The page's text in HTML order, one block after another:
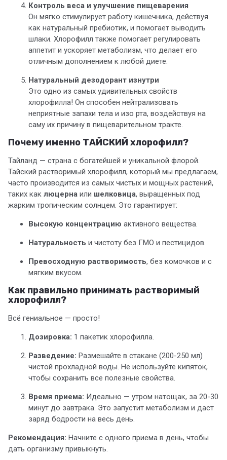
Контроль веса и улучшение пищеварения
Он мягко стимулирует работу кишечника, действуя
как натуральный пребиотик, и помогает выводить
шлаки. Хлорофилл также помогает регулировать
аппетит и ускоряет метаболизм, что делает его
отличным дополнением к любой диете.
Натуральный дезодорант изнутри
Это одно из самых удивительных свойств
хлорофилла! Он способен нейтрализовать
неприятные запахи тела и изо рта, воздействуя на
саму их причину в пищеварительном тракте.
Почему именно ТАЙСКИЙ хлорофилл?
Тайланд — страна с богатейшей и уникальной флорой.
Тайский растворимый хлорофилл, который мы предлагаем,
часто производится из самых чистых и мощных растений,
таких как люцерна или шелковица, выращенных под
жарким тропическим солнцем. Это гарантирует:
Высокую концентрацию активного вещества.
Натуральность и чистоту без ГМО и пестицидов.
Превосходную растворимость, без комочков и с
мягким вкусом.
Как правильно принимать растворимый
хлорофилл?
Всё гениальное — просто!
Дозировка: 1 пакетик хлорофилла.
Разведение: Размешайте в стакане (200-250 мл)
чистой прохладной воды. Не используйте кипяток,
чтобы сохранить все полезные свойства.
Время приема: Идеально — утром натощак, за 20-30
минут до завтрака. Это запустит метаболизм и даст
заряд бодрости на весь день.
Рекомендация: Начните с одного приема в день, чтобы
дать организму привыкнуть.